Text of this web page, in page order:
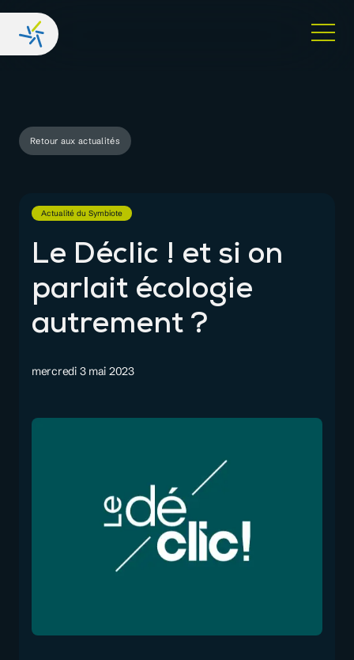
Retour aux actualités
Actualité du Symbiote
Le Déclic ! et si on
parlait écologie
autrement ?
mercredi 3 mai 2023